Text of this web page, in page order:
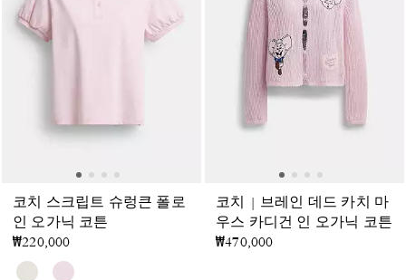
코치 스크립트 슈렁큰 폴로
인 오가닉 코튼
₩220,000
코치 | 브레인 데드 카치 마
우스 카디건 인 오가닉 코튼
₩470,000